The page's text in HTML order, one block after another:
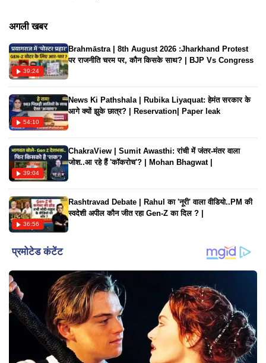
दोनों हमेशा के लिए एक हो जाएंगे या आएगा कोई नया तूफान? जानने के लिए
अगली खबर
39:24
Brahmāstra | 8th August 2026 :Jharkhand Protest
पर राजनीति चरम पर, कौन किसके साथ? | BJP Vs Congress
54:10
News Ki Pathshala | Rubika Liyaquat: हेमंत सरकार के
आगे क्यों झुके छात्र? | Reservation| Paper leak
39:04
ChakraView | Sumit Awasthi: रांची में जंतर-मंतर वाला
जोश..आ रहे हैं 'कॉकरोच'? | Mohan Bhagwat |
36:56
Rashtravad Debate | Rahul का 'नूरी' वाला वीडियो..PM की
स्वदेशी अपील कौन जीत रहा Gen-Z का दिल ? |